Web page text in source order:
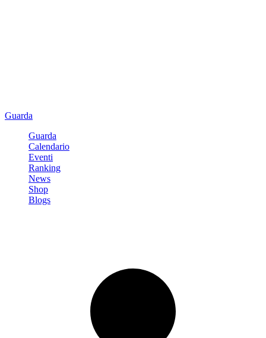
Guarda
Guarda
Calendario
Eventi
Ranking
News
Shop
Blogs